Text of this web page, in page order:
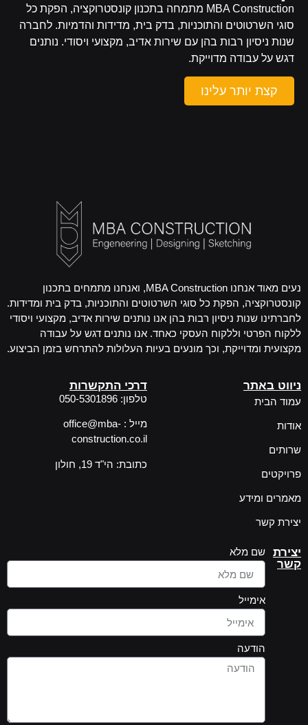
MBA Construction מתמחה בתכנון קונסטרוקציה, הפקת כל
סוגי השרטוטים והתוכניות, בדק בית, מדידות והדמיות. לחברה
שנות ניסיון רבות בהן עם שירות אדיב, מקצועי ויסודי. נותנים
דגש על עבודה מדוייקת.
קצת יותר עלינו
נעים מאוד אנחנו MBA Construction, ואנחנו מתמחים בתכנון
קונסטרוקציה, הפקת כל סוגי השרטוטים והתוכניות, בדק בית ומדידות.
לחברתינו שנות ניסיון רבות בהן אנו נותנים שירות אדיב, מקצועי ויסודי
ללקוח הפרטי וללקוח העסקי כאחד. אנו נותנים דגש על עבודה
מקצועית ומדוייקת, וכך מונעים בעיות העלולות להתרחש בזמן הביצוע.
ניווט באתר
עמוד הבית
אודות
שרותים
פרויקטים
מאמרים ומידע
יצירת קשר
דרכי התקשרות
טלפון: 050-5301896
מייל : office@mba-
construction.co.il
כתובת: הי"ד 19, חולון
יצירת
קשר
שם מלא
אימייל
הודעה